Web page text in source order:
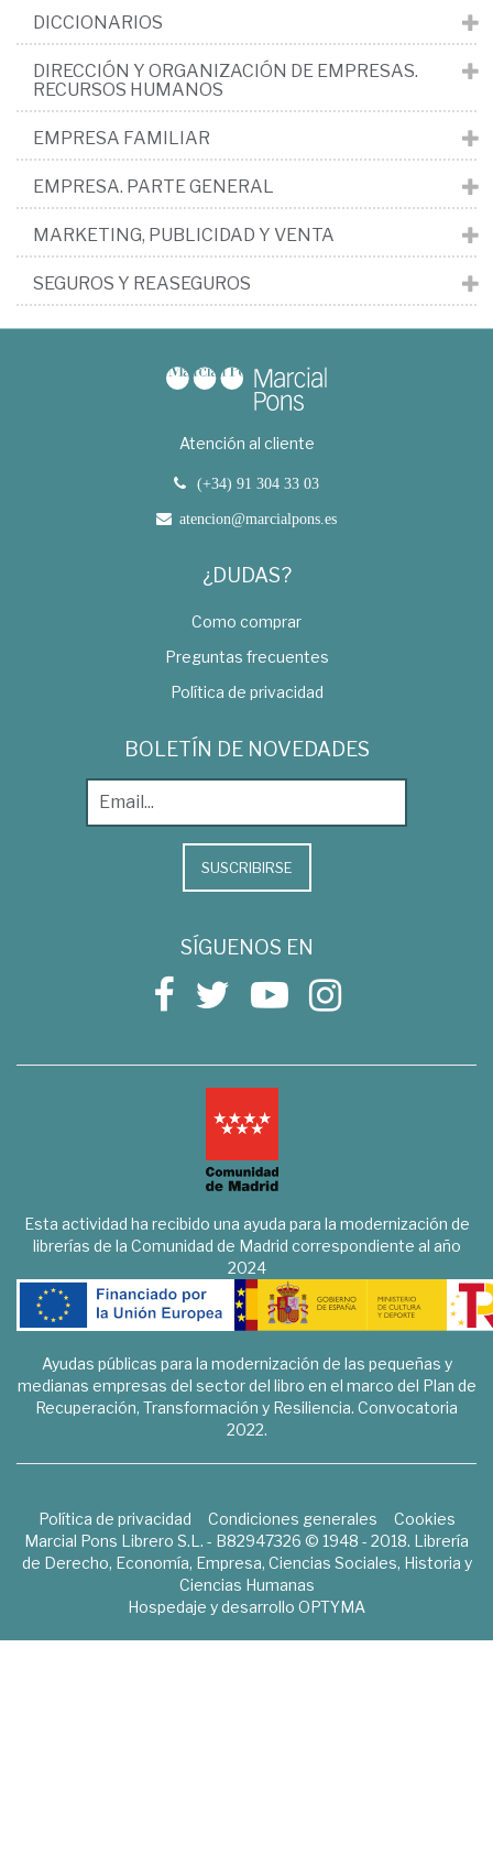
DICCIONARIOS
DIRECCIÓN Y ORGANIZACIÓN DE EMPRESAS.
RECURSOS HUMANOS
EMPRESA FAMILIAR
EMPRESA. PARTE GENERAL
MARKETING, PUBLICIDAD Y VENTA
SEGUROS Y REASEGUROS
Atención al cliente
(+34) 91 304 33 03
atencion@marcialpons.es
¿DUDAS?
Como comprar
Preguntas frecuentes
Política de privacidad
BOLETÍN DE NOVEDADES
SUSCRIBIRSE
SÍGUENOS EN
Esta actividad ha recibido una ayuda para la modernización de
librerías de la Comunidad de Madrid correspondiente al año
2024
Ayudas públicas para la modernización de las pequeñas y
medianas empresas del sector del libro en el marco del Plan de
Recuperación, Transformación y Resiliencia. Convocatoria
2022.
Política de privacidad Condiciones generales
Cookies
Marcial Pons Librero S.L. - B82947326 © 1948 - 2018. Librería
de Derecho, Economía, Empresa, Ciencias Sociales, Historia y
Ciencias Humanas
Hospedaje y desarrollo OPTYMA